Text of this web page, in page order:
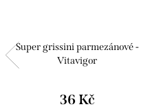
Super grissini parmezánové -
Vitavigor
36 Kč